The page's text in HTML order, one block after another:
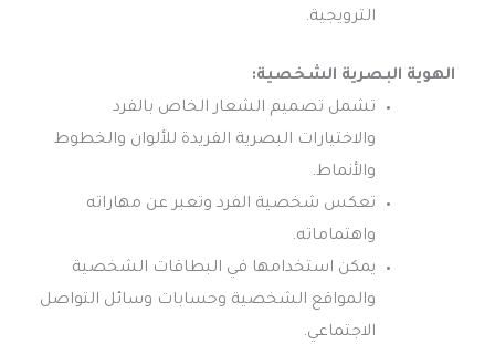
الترويجية.
الهوية البصرية الشخصية:
تشمل تصميم الشعار الخاص بالفرد
والاختيارات البصرية الفريدة للألوان والخطوط
والأنماط.
تعكس شخصية الفرد وتعبر عن مهاراته
واهتماماته.
يمكن استخدامها في البطاقات الشخصية
والمواقع الشخصية وحسابات وسائل التواصل
الاجتماعي.